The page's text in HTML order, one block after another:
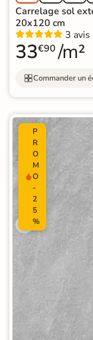
Carrelage sol
20x120 cm
3 avis
33€90 /m²
Commander un
P
R
O
M
O
-
2
5
%